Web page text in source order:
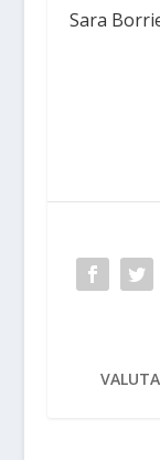
Sara